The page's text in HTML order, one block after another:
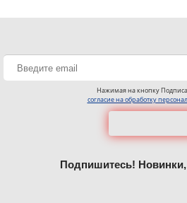
Нажимая на кнопку
согласие на обработку
Подпишитесь!